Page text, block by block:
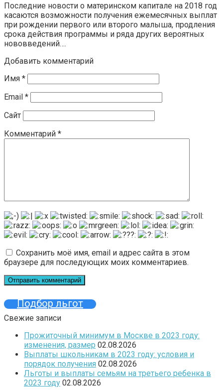
Последние новости о материнском капитале на 2018 год
касаются возможности получения ежемесячных выплат
при рождении первого или второго малыша, продления
срока действия программы и ряда других вероятных
нововведений….
Добавить комментарий
Имя *
Email *
Сайт
Комментарий *
Сохранить моё имя, email и адрес сайта в этом
браузере для последующих моих комментариев.
Подбор льгот
Свежие записи
Прожиточный минимум в Москве в 2023 году:
изменения, размер 02.08.2026
Выплаты школьникам в 2023 году: условия и
порядок получения 02.08.2026
Льготы и выплаты семьям на третьего ребенка в
2023 году 02.08.2026